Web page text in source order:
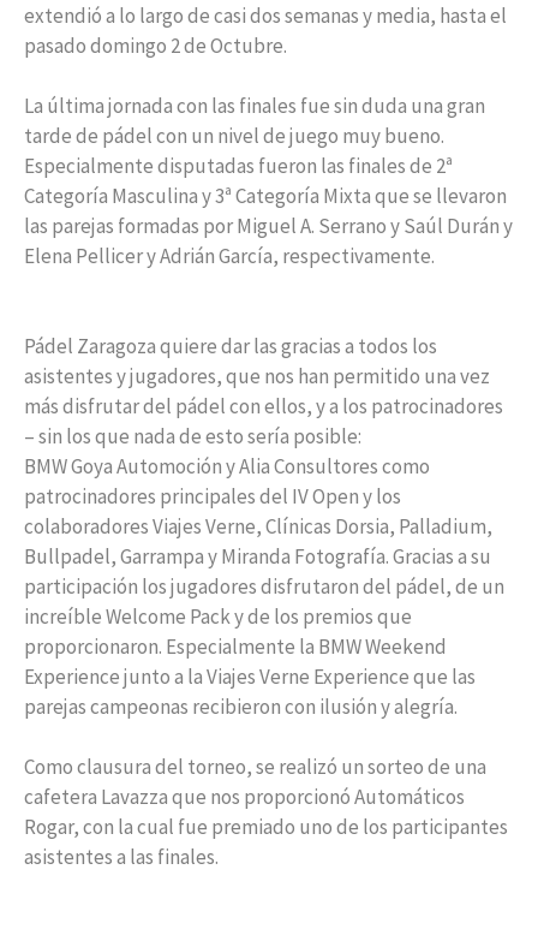
extendió a lo largo de casi dos semanas y media, hasta el
pasado domingo 2 de Octubre.
La última jornada con las finales fue sin duda una gran
tarde de pádel con un nivel de juego muy bueno.
Especialmente disputadas fueron las finales de 2ª
Categoría Masculina y 3ª Categoría Mixta que se llevaron
las parejas formadas por Miguel A. Serrano y Saúl Durán y
Elena Pellicer y Adrián García, respectivamente.
Pádel Zaragoza quiere dar las gracias a todos los
asistentes y jugadores, que nos han permitido una vez
más disfrutar del pádel con ellos, y a los patrocinadores
– sin los que nada de esto sería posible:
BMW Goya Automoción y Alia Consultores como
patrocinadores principales del IV Open y los
colaboradores Viajes Verne, Clínicas Dorsia, Palladium,
Bullpadel, Garrampa y Miranda Fotografía. Gracias a su
participación los jugadores disfrutaron del pádel, de un
increíble Welcome Pack y de los premios que
proporcionaron. Especialmente la BMW Weekend
Experience junto a la Viajes Verne Experience que las
parejas campeonas recibieron con ilusión y alegría.
Como clausura del torneo, se realizó un sorteo de una
cafetera Lavazza que nos proporcionó Automáticos
Rogar, con la cual fue premiado uno de los participantes
asistentes a las finales.